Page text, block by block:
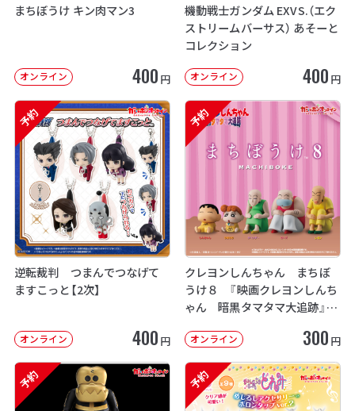
まちぼうけ キン肉マン3
オンライン 400 円
機動戦士ガンダム EXVS.（エク
ストリームバーサス） あそーと
コレクション
オンライン 400 円
予約
逆転裁判 つまんでつなげて
ますこっと【2次】
オンライン 400 円
予約
クレヨンしんちゃん まちぼ
うけ８ 『映画クレヨンしんち
ゃん 暗黒タマタマ大追跡』【2
オンライン 300 円
予約 予約